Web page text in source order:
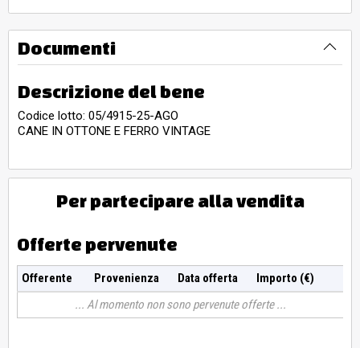
Documenti
Descrizione del bene
Codice lotto: 05/4915-25-AGO
CANE IN OTTONE E FERRO VINTAGE
Per partecipare alla vendita
Offerte pervenute
Offerente Provenienza Data offerta
Importo (€)
Al momento non sono pervenute offerte